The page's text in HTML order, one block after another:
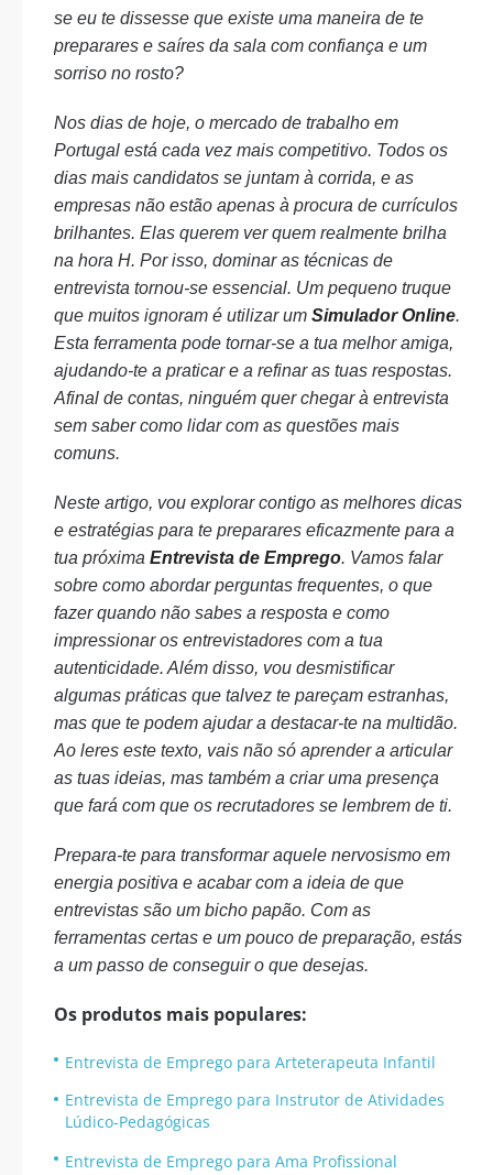
se eu te dissesse que existe uma maneira de te
preparares e saíres da sala com confiança e um
sorriso no rosto?
Nos dias de hoje, o mercado de trabalho em
Portugal está cada vez mais competitivo. Todos os
dias mais candidatos se juntam à corrida, e as
empresas não estão apenas à procura de currículos
brilhantes. Elas querem ver quem realmente brilha
na hora H. Por isso, dominar as técnicas de
entrevista tornou-se essencial. Um pequeno truque
que muitos ignoram é utilizar um Simulador Online.
Esta ferramenta pode tornar-se a tua melhor amiga,
ajudando-te a praticar e a refinar as tuas respostas.
Afinal de contas, ninguém quer chegar à entrevista
sem saber como lidar com as questões mais
comuns.
Neste artigo, vou explorar contigo as melhores dicas
e estratégias para te preparares eficazmente para a
tua próxima Entrevista de Emprego. Vamos falar
sobre como abordar perguntas frequentes, o que
fazer quando não sabes a resposta e como
impressionar os entrevistadores com a tua
autenticidade. Além disso, vou desmistificar
algumas práticas que talvez te pareçam estranhas,
mas que te podem ajudar a destacar-te na multidão.
Ao leres este texto, vais não só aprender a articular
as tuas ideias, mas também a criar uma presença
que fará com que os recrutadores se lembrem de ti.
Prepara-te para transformar aquele nervosismo em
energia positiva e acabar com a ideia de que
entrevistas são um bicho papão. Com as
ferramentas certas e um pouco de preparação, estás
a um passo de conseguir o que desejas.
Os produtos mais populares:
Entrevista de Emprego para Arteterapeuta Infantil
Entrevista de Emprego para Instrutor de Atividades
Lúdico-Pedagógicas
Entrevista de Emprego para Ama Profissional